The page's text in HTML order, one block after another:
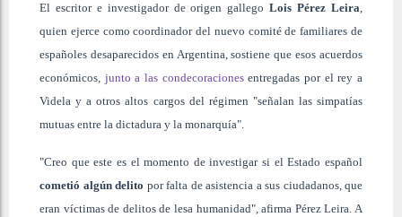
El escritor e investigador de origen gallegoLois Pérez Leira,
quien ejerce como coordinador del nuevo comité de familiares de
españoles desaparecidos en Argentina, sostiene que esos acuerdos
económicos, junto a las condecoracionesentregadas por el rey a
Videla y a otros altos cargos del régimen "señalan las simpatías
mutuas entre la dictadura y la monarquía".
"Creo que este es el momento de investigar si el Estado español
cometió algún delito por falta de asistencia a sus ciudadanos, que
eran víctimas de delitos de lesa humanidad", afirma Pérez Leira. A